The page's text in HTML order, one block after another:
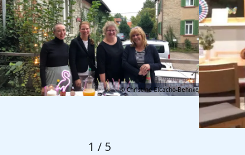
© Christine Elcacho-Behnke
1 / 5